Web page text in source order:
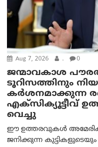
Aug 7, 2026 . 0
ജന്മാവകാശ
ടൂറിസത്തിനും
കർശനമാക്കുന്ന
എക്സിക്യൂട്ടീവ്
വെച്ചു
ഈ ഉത്തരവുകൾ
ജനിക്കുന്ന